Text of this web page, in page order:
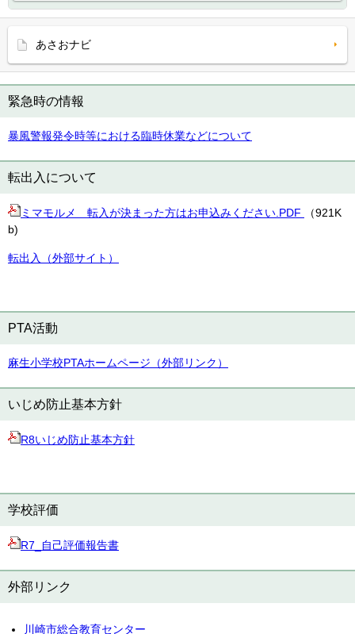
あさおナビ
緊急時の情報
暴風警報発令時等における臨時休業などについて
転出入について
ミマモルメ 転入が決まった方はお申込みください.PDF
（921K
b)
転出入（外部サイト）
PTA活動
麻生小学校PTAホームページ（外部リンク）
いじめ防止基本方針
R8いじめ防止基本方針
学校評価
R7_自己評価報告書
外部リンク
川崎市総合教育センター